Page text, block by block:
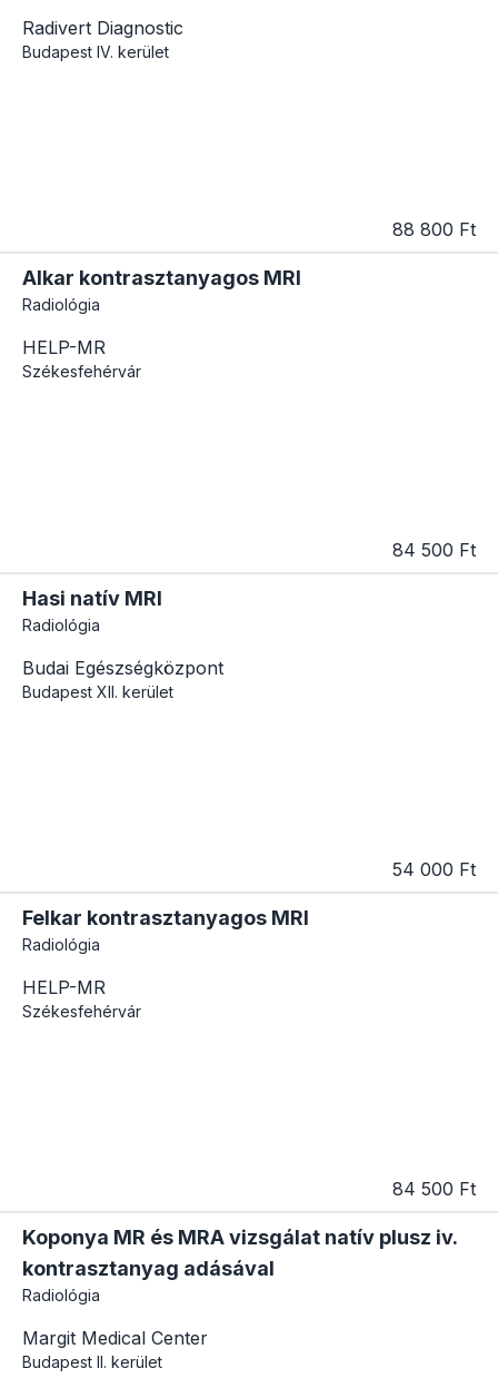
Radivert Diagnostic
Budapest IV. kerület
88 800 Ft
Alkar kontrasztanyagos MRI
Radiológia
HELP-MR
Székesfehérvár
84 500 Ft
Hasi natív MRI
Radiológia
Budai Egészségközpont
Budapest XII. kerület
54 000 Ft
Felkar kontrasztanyagos MRI
Radiológia
HELP-MR
Székesfehérvár
84 500 Ft
Koponya MR és MRA vizsgálat natív plusz iv.
kontrasztanyag adásával
Radiológia
Margit Medical Center
Budapest II. kerület